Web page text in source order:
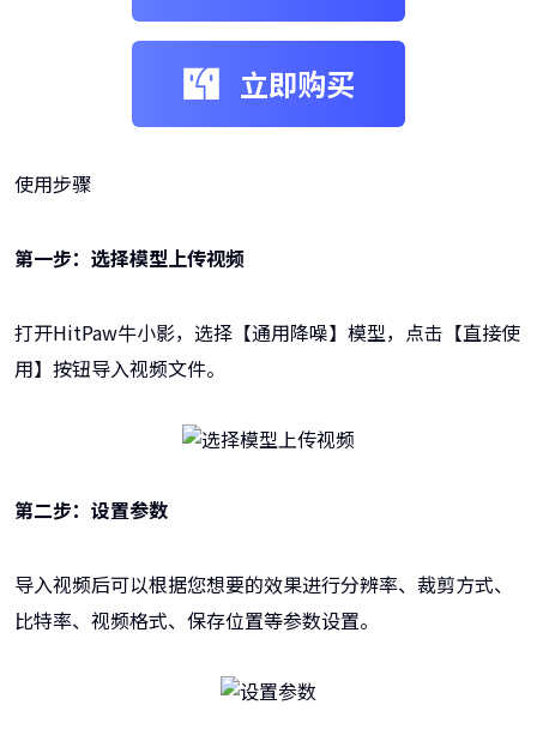
立即购买
使用步骤
第一步：选择模型上传视频
打开HitPaw牛小影，选择【通用降噪】模型，点击【直接使
用】按钮导入视频文件。
第二步：设置参数
导入视频后可以根据您想要的效果进行分辨率、裁剪方式、
比特率、视频格式、保存位置等参数设置。